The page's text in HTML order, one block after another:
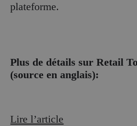
plateforme.
Plus de détails sur Retail
(source en anglais):
Lire l’article